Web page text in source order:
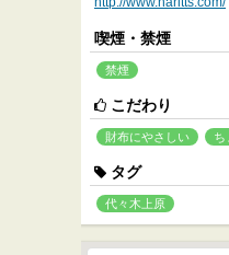
喫煙・禁煙
禁煙
こだわり
財布にやさしい ち
タグ
代々木上原